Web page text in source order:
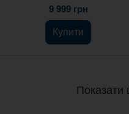
9 999 грн
Купити
Показати